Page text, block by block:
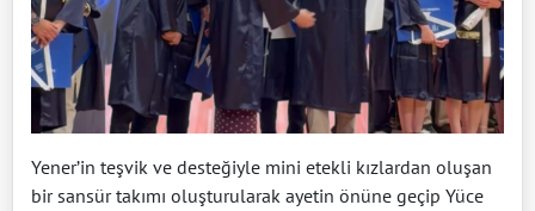
Yener’in teşvik ve desteğiyle mini etekli kızlardan oluşan
bir sansür takımı oluşturularak ayetin önüne geçip Yüce